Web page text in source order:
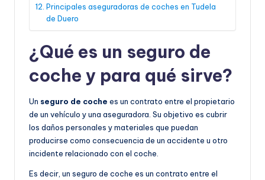
Principales aseguradoras de coches en Tudela
de Duero
¿Qué es un seguro de
coche y para qué sirve?
Un seguro de coche es un contrato entre el propietario
de un vehículo y una aseguradora. Su objetivo es cubrir
los daños personales y materiales que puedan
producirse como consecuencia de un accidente u otro
incidente relacionado con el coche.
Es decir, un seguro de coche es un contrato entre el